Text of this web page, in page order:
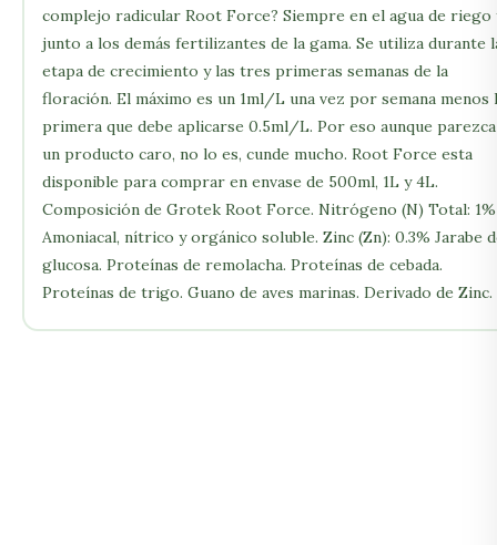
complejo radicular Root Force? Siempre en el agua de riego
junto a los demás fertilizantes de la gama. Se utiliza durante
etapa de crecimiento y las tres primeras semanas de la
floración. El máximo es un 1ml/L una vez por semana menos
primera que debe aplicarse 0.5ml/L. Por eso aunque parezca
un producto caro, no lo es, cunde mucho. Root Force esta
disponible para comprar en envase de 500ml, 1L y 4L.
Composición de Grotek Root Force. Nitrógeno (N) Total: 1%
Amoniacal, nítrico y orgánico soluble. Zinc (Zn): 0.3% Jarabe
glucosa. Proteínas de remolacha. Proteínas de cebada.
Proteínas de trigo. Guano de aves marinas. Derivado de Zinc.